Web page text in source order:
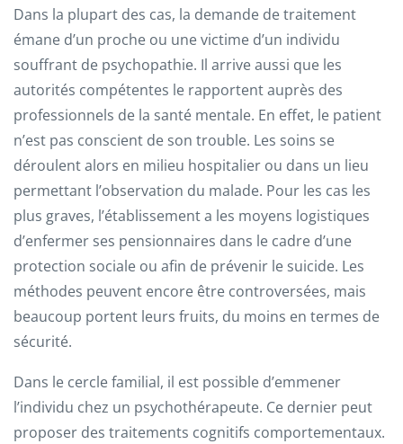
Dans la plupart des cas, la demande de traitement
émane d’un proche ou une victime d’un individu
souffrant de psychopathie. Il arrive aussi que les
autorités compétentes le rapportent auprès des
professionnels de la santé mentale. En effet, le patient
n’est pas conscient de son trouble. Les soins se
déroulent alors en milieu hospitalier ou dans un lieu
permettant l’observation du malade. Pour les cas les
plus graves, l’établissement a les moyens logistiques
d’enfermer ses pensionnaires dans le cadre d’une
protection sociale ou afin de prévenir le suicide. Les
méthodes peuvent encore être controversées, mais
beaucoup portent leurs fruits, du moins en termes de
sécurité.
Dans le cercle familial, il est possible d’emmener
l’individu chez un psychothérapeute. Ce dernier peut
proposer des traitements cognitifs comportementaux.